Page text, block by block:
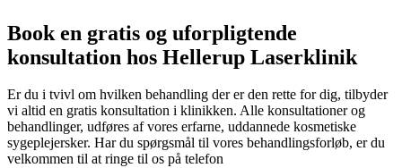
Book en gratis og uforpligtende
konsultation hos Hellerup Laserklinik
Er du i tvivl om hvilken behandling der er den rette for dig, tilbyder
vi altid en gratis konsultation i klinikken. Alle konsultationer og
behandlinger, udføres af vores erfarne, uddannede kosmetiske
sygeplejersker. Har du spørgsmål til vores behandlingsforløb, er du
velkommen til at ringe til os på telefon